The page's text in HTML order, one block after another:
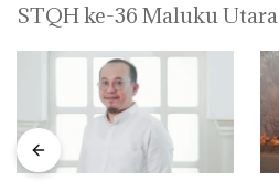
STQH ke-36 Maluku Utara